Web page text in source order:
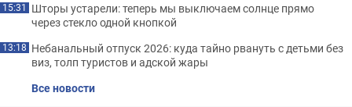
15:31 Шторы устарели: теперь мы выключаем солнце прямо
через стекло одной кнопкой
13:18 Небанальный отпуск 2026: куда тайно рвануть с детьми без
виз, толп туристов и адской жары
Все новости